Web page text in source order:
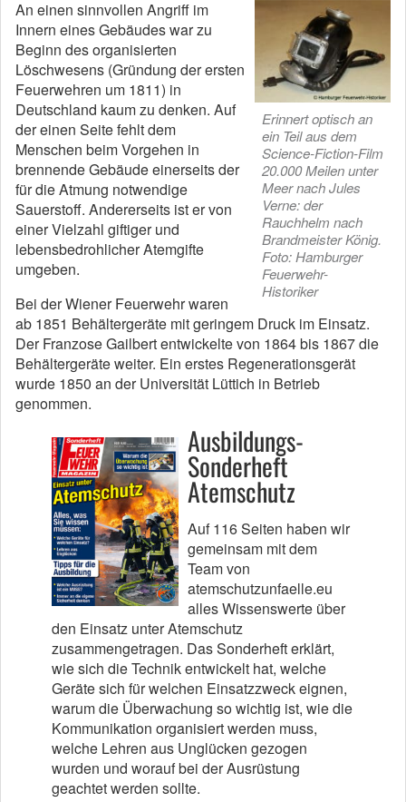
Erinnert optisch an
ein Teil aus dem
Science-Fiction-Film
20.000 Meilen unter
Meer nach Jules
Verne: der
Rauchhelm nach
Brandmeister König.
Foto: Hamburger
Feuerwehr-
Historiker
An einen sinnvollen Angriff im
Innern eines Gebäudes war zu
Beginn des organisierten
Löschwesens (Gründung der ersten
Feuerwehren um 1811) in
Deutschland kaum zu denken. Auf
der einen Seite fehlt dem
Menschen beim Vorgehen in
brennende Gebäude einerseits der
für die Atmung notwendige
Sauerstoff. Andererseits ist er von
einer Vielzahl giftiger und
lebensbedrohlicher Atemgifte
umgeben.
Bei der Wiener Feuerwehr waren
ab 1851 Behältergeräte mit geringem Druck im Einsatz.
Der Franzose Gailbert entwickelte von 1864 bis 1867 die
Behältergeräte weiter. Ein erstes Regenerationsgerät
wurde 1850 an der Universität Lüttich in Betrieb
genommen.
Ausbildungs-
Sonderheft
Atemschutz
Auf 116 Seiten haben wir
gemeinsam mit dem
Team von
atemschutzunfaelle.eu
alles Wissenswerte über
den Einsatz unter Atemschutz
zusammengetragen. Das Sonderheft erklärt,
wie sich die Technik entwickelt hat, welche
Geräte sich für welchen Einsatzzweck eignen,
warum die Überwachung so wichtig ist, wie die
Kommunikation organisiert werden muss,
welche Lehren aus Unglücken gezogen
wurden und worauf bei der Ausrüstung
geachtet werden sollte.